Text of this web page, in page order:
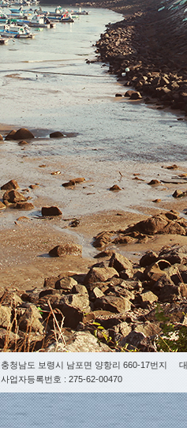
충청남도 보령시 남포면 양항리 660-17번지
사업자등록번호 : 275-62-00470